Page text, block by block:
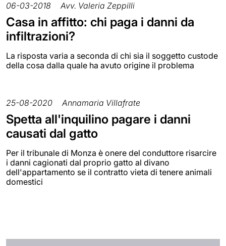
06-03-2018 Avv. Valeria Zeppilli
Casa in affitto: chi paga i danni da
infiltrazioni?
La risposta varia a seconda di chi sia il soggetto custode
della cosa dalla quale ha avuto origine il problema
25-08-2020 Annamaria Villafrate
Spetta all'inquilino pagare i danni
causati dal gatto
Per il tribunale di Monza è onere del conduttore risarcire
i danni cagionati dal proprio gatto al divano
dell'appartamento se il contratto vieta di tenere animali
domestici